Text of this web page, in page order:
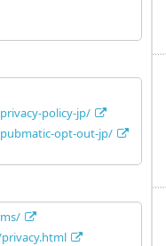
policy-jp/
opt-out-jp/